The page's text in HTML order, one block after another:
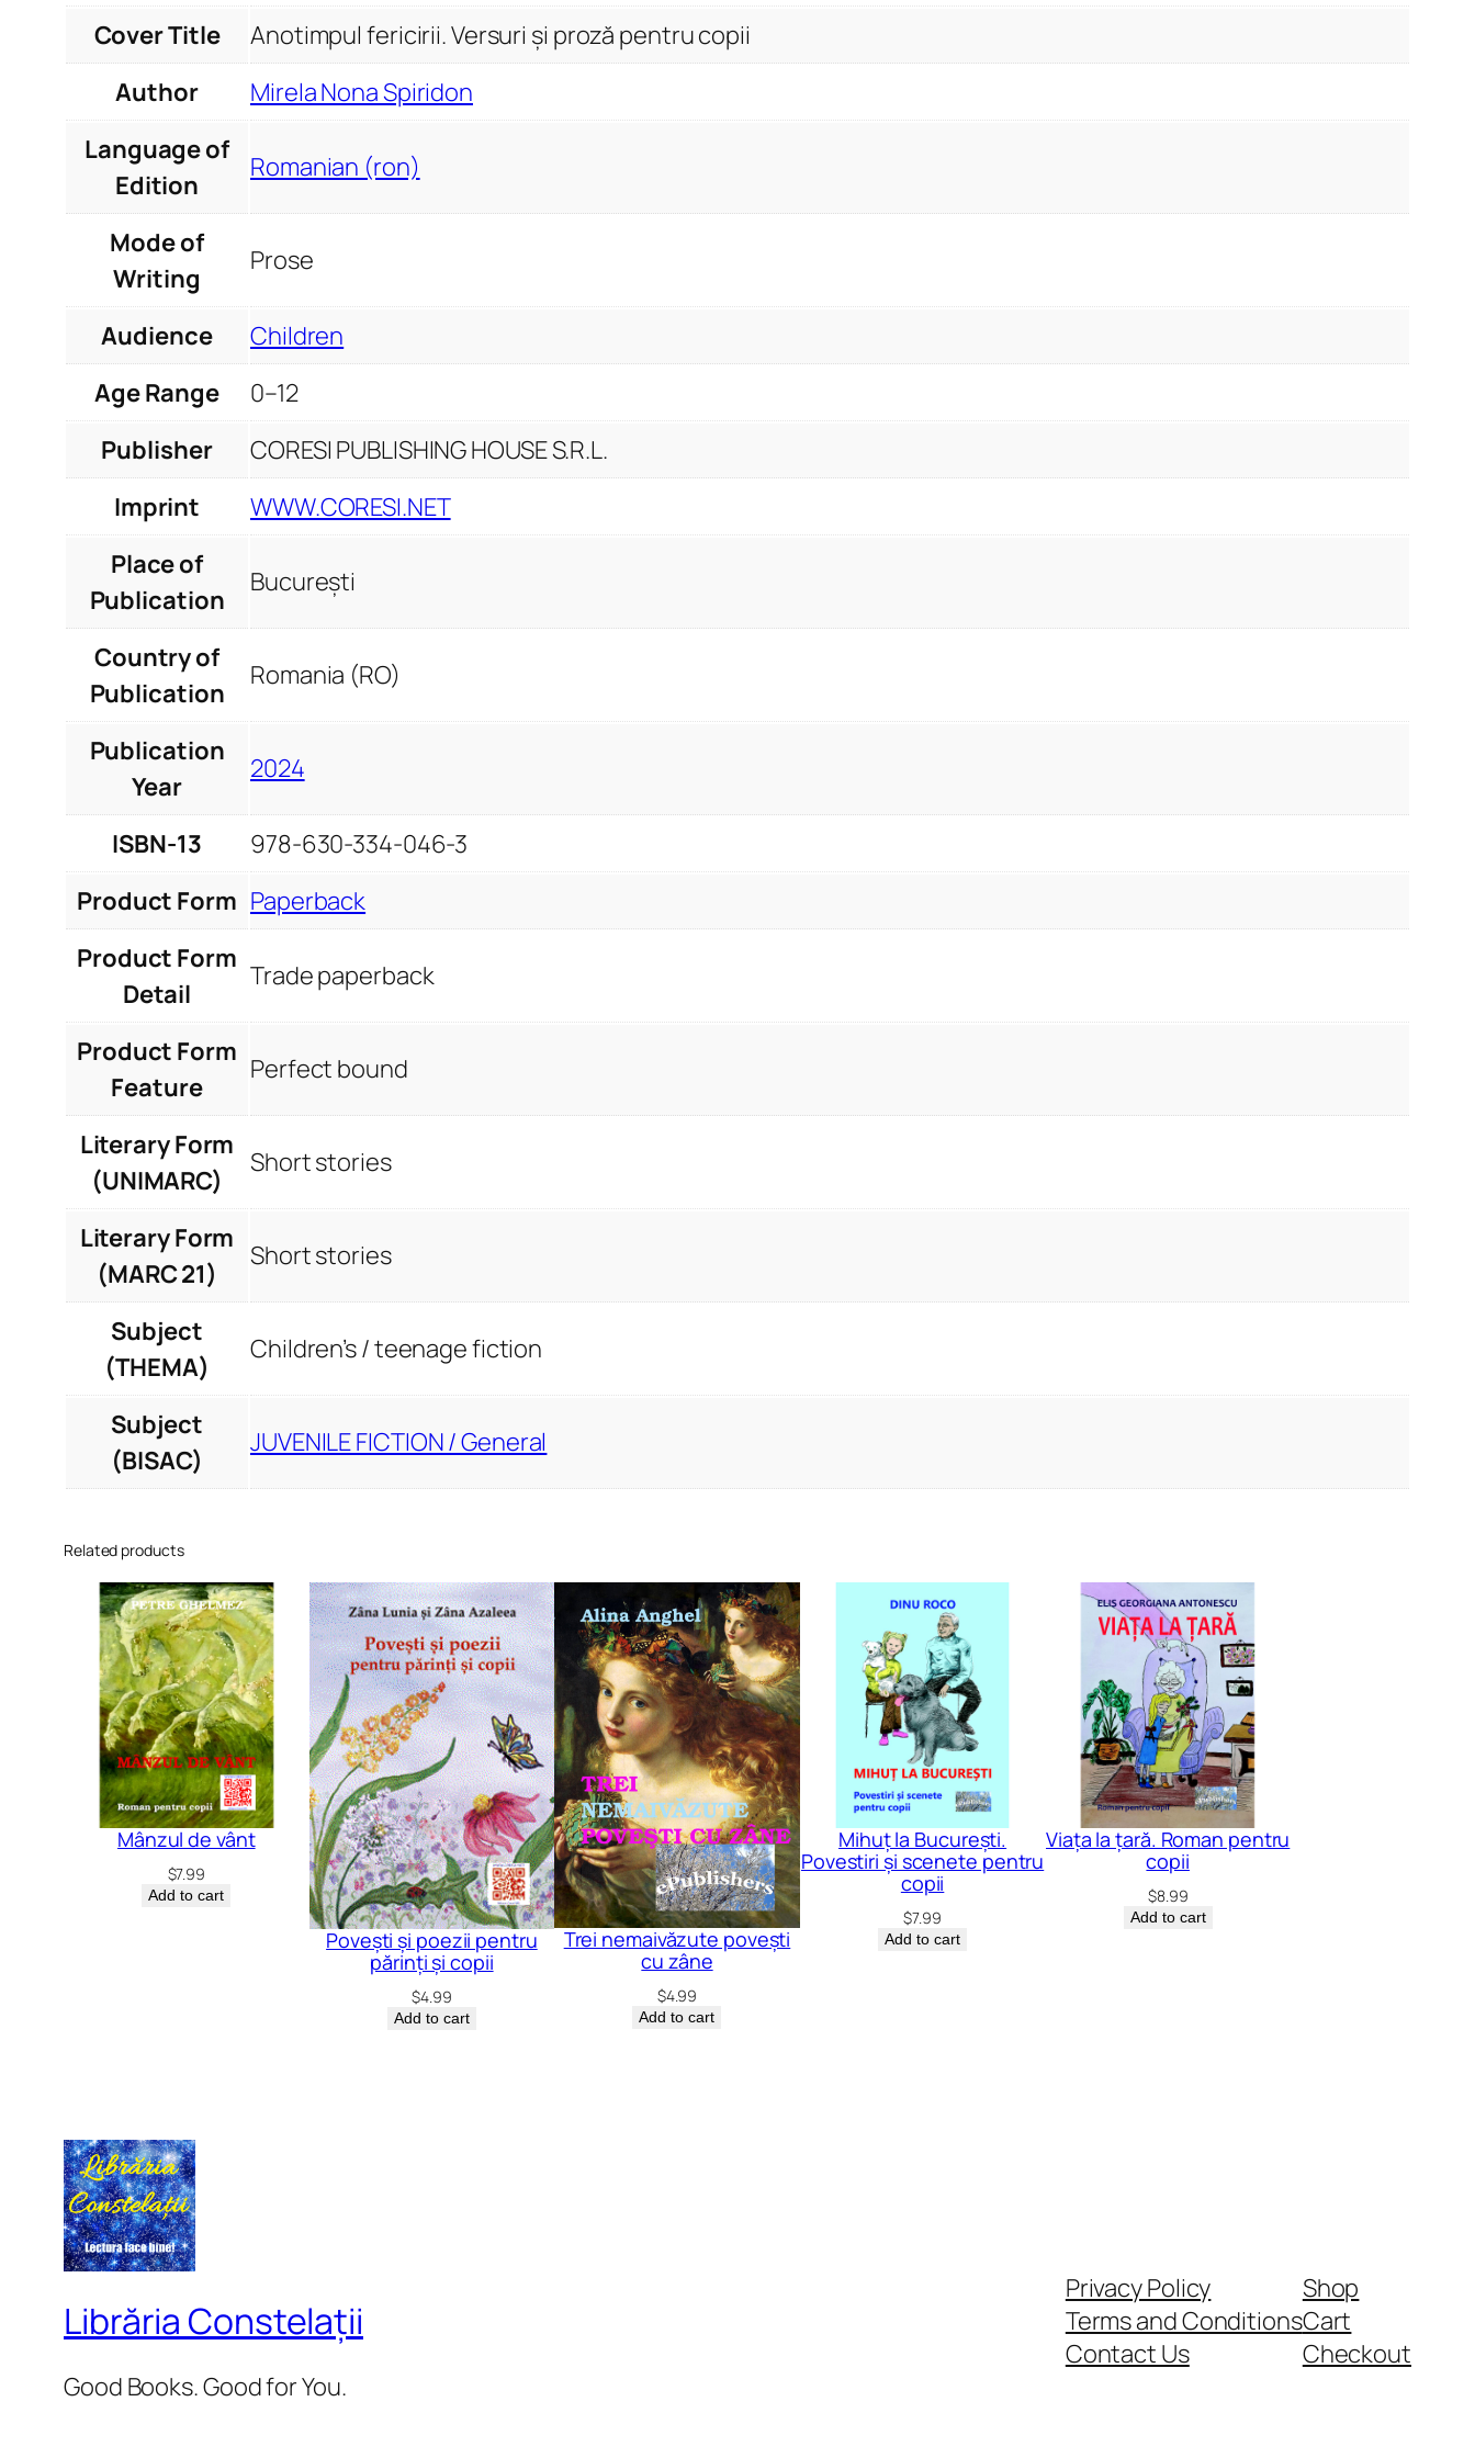
Cover Title
Anotimpul fericirii. Versuri și proză pentru copii
Author
Mirela Nona Spiridon
Language of
Edition
Romanian (ron)
Mode of
Writing
Prose
Audience
Children
Age Range
0–12
Publisher
CORESI PUBLISHING HOUSE S.R.L.
Imprint
WWW.CORESI.NET
Place of
Publication
București
Country of
Publication
Romania (RO)
Publication
Year
2024
ISBN-13
978-630-334-046-3
Product Form Paperback
Product Form
Detail
Trade paperback
Product Form
Feature
Perfect bound
Literary Form
(UNIMARC)
Short stories
Literary Form
(MARC 21)
Short stories
Subject
(THEMA)
Children’s / teenage fiction
Subject
(BISAC)
JUVENILE FICTION / General
Related products
Mânzul de vânt
$7.99
Add to cart
Povești și poezii pentru
părinți și copii
$4.99
Add to cart
Trei nemaivăzute povești
cu zâne
$4.99
Add to cart
Mihuț la București.
Povestiri și scenete pentru
copii
$7.99
Add to cart
Viața la țară. Roman pentru
copii
$8.99
Add to cart
Librăria Constelații
Good Books. Good for You.
Privacy Policy
Terms and Conditions
Contact Us
Shop
Cart
Checkout